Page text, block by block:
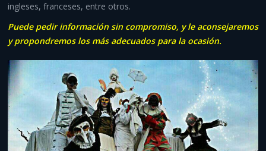
ingleses, franceses, entre otros.
Puede pedir información sin compromiso, y le aconsejaremos
y propondremos los más adecuados para la ocasión.